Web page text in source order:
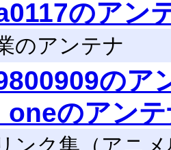
のアン
のアンテナ
のア
のアン